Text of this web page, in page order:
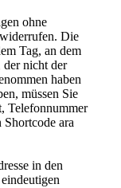
ohne
Die
Tag, an dem
der nicht der
haben
müssen Sie
Telefonnummer
ara
in den